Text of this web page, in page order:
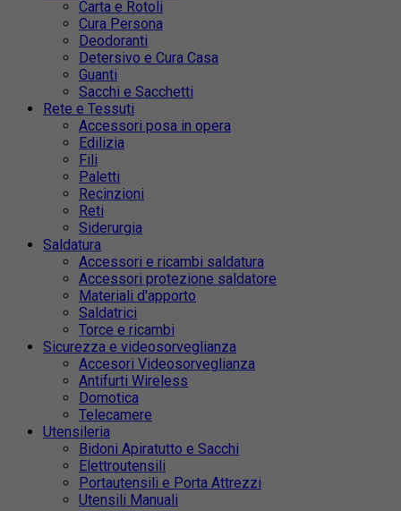
Carta e Rotoli
Cura Persona
Deodoranti
Detersivo e Cura Casa
Guanti
Sacchi e Sacchetti
Rete e Tessuti
Accessori posa in opera
Edilizia
Fili
Paletti
Recinzioni
Reti
Siderurgia
Saldatura
Accessori e ricambi saldatura
Accessori protezione saldatore
Materiali d'apporto
Saldatrici
Torce e ricambi
Sicurezza e videosorveglianza
Accesori Videosorveglianza
Antifurti Wireless
Domotica
Telecamere
Utensileria
Bidoni Apiratutto e Sacchi
Elettroutensili
Portautensili e Porta Attrezzi
Utensili Manuali